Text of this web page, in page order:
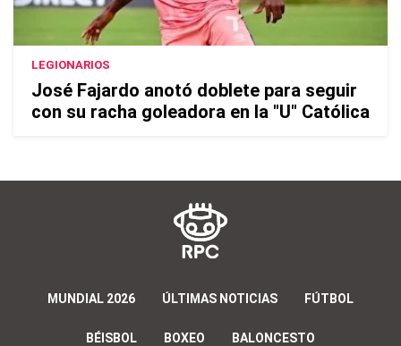
LEGIONARIOS
José Fajardo anotó doblete para seguir
con su racha goleadora en la "U" Católica
MUNDIAL 2026 ÚLTIMAS NOTICIAS FÚTBOL
BÉISBOL BOXEO BALONCESTO